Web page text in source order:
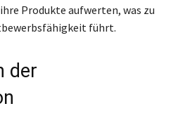
Produkte aufwerten, was zu
führt.
der